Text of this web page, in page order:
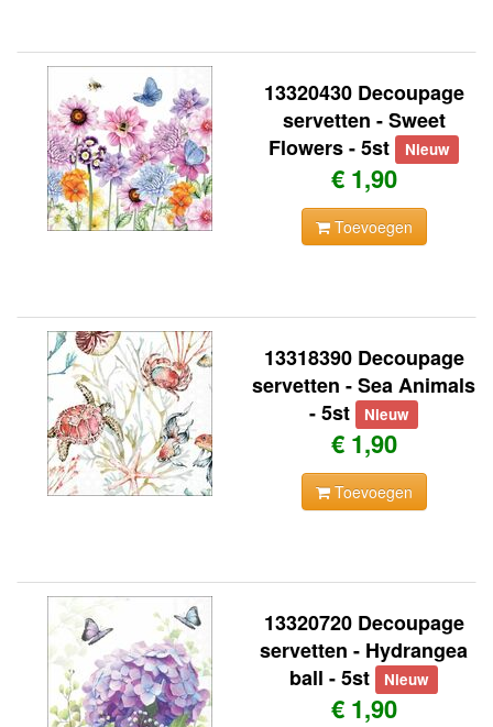
13320430 Decoupage
servetten - Sweet
Flowers - 5st Nieuw
€ 1,90
Toevoegen
13318390 Decoupage
servetten - Sea Animals
- 5st
Nieuw
€ 1,90
Toevoegen
13320720 Decoupage
servetten - Hydrangea
ball - 5st
Nieuw
€ 1,90